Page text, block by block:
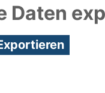
Daten